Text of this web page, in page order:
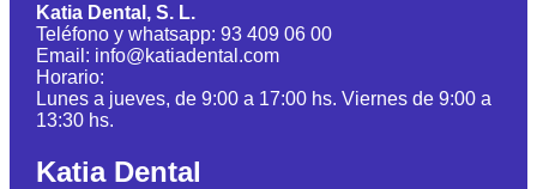
Katia Dental, S. L.
Teléfono y whatsapp: 93 409 06 00
Email: info@katiadental.com
Horario:
Lunes a jueves, de 9:00 a 17:00 hs. Viernes de 9:00 a
13:30 hs.
Katia Dental